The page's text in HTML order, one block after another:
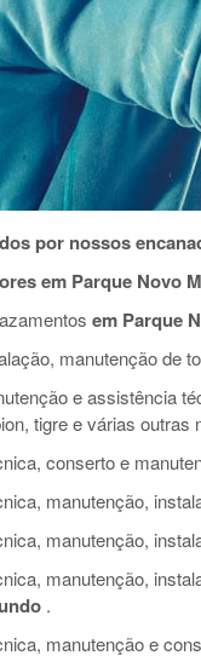
por nossos
em Parque Novo
em Parque
manutenção de
e assistência
tigre e várias outras
conserto e
manutenção,
manutenção,
manutenção,
.
manutenção e